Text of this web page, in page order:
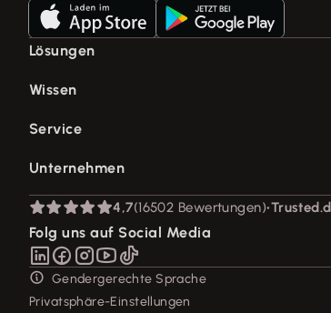
Lösungen
E-Rechnung Software
Buchhaltungssoftware
Branchenlösungen
Erweiterungen & Partner
Wissen
Fachwissen für Unternehmer
Lexware Akademie
Tell Your Story
Das Lena Prinzip
Service
Support für Lexware Office
Für Steuerberater
Partner werden
Affiliate-Partner werden
Support für Desktop-Produkte
Forum
Unternehmen
Über Lexware
Presse
Soziale Verantwortung
Karriere
4,7(16502 Bewertungen)•
Folg uns auf Social Media
Gendergerechte Sprache
Privatsphäre-Einstellungen